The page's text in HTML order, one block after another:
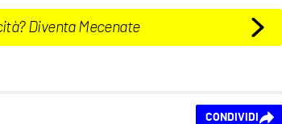
Diventa Mecenate
CONDIVIDI